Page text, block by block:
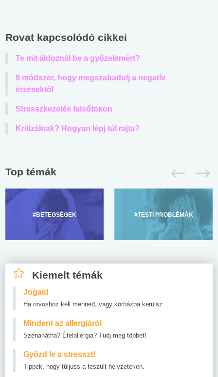
Rovat kapcsolódó cikkei
Te mit áldoznál be a győzelemért?
9 módszer, hogy megszabadulj a negatív
érzésektől
Stresszkezelés felsőfokon
Kritizálnak? Hogyan lépj túl rajta?
Top témák
#BETEGSÉGEK #TESTI PROBLÉMÁK
Kiemelt témák
Jogaid
Ha orvoshoz kell menned, vagy kórházba kerülsz
Mindent az allergiáról
Szénanátha? Ételallergia? Tudj meg többet!
Győzd le a stresszt!
Tippek, hogy túljuss a feszült helyzeteken.